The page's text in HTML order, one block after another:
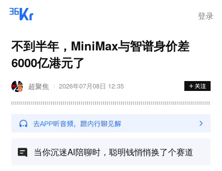
登录
不到半年，MiniMax与智谱身价差
6000亿港元了
超聚焦 2026年07月08日 12:35
当你沉迷AI陪聊时，聪明钱悄悄换了个赛道